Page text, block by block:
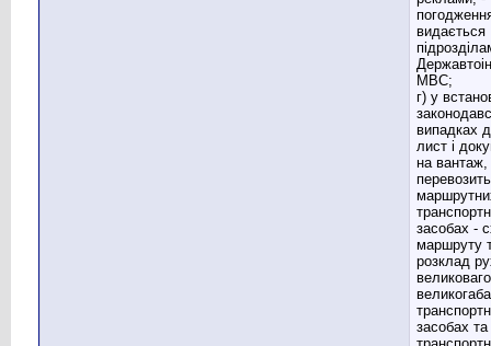
видається
МВС;
г) у
випадках
лист і
на
засобах -
маршруту
розклад
засобах та